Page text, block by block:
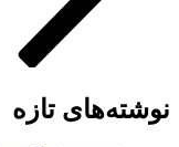
نوشته‌های تازه